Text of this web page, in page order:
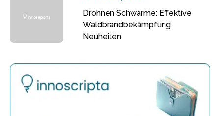
Drohnen Schwärme: Effektive
Waldbrandbekämpfung
Neuheiten